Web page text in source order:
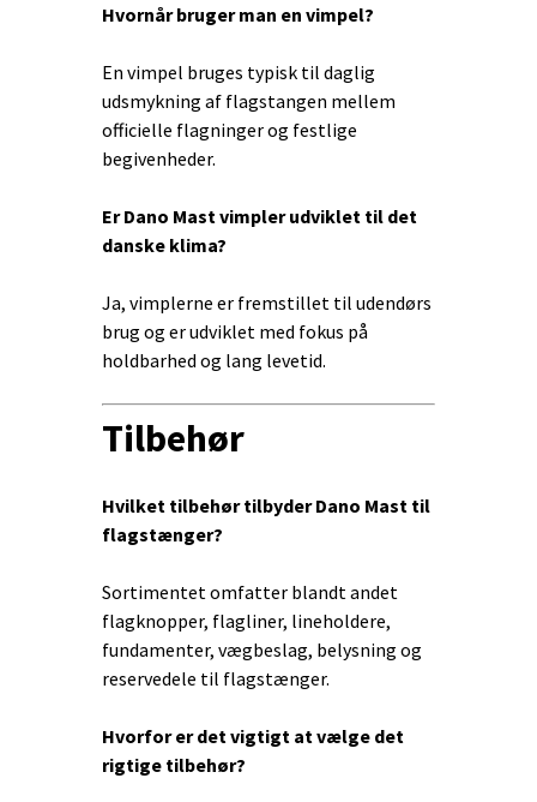
Hvornår bruger man en vimpel?
En vimpel bruges typisk til daglig
udsmykning af flagstangen mellem
officielle flagninger og festlige
begivenheder.
Er Dano Mast vimpler udviklet til det
danske klima?
Ja, vimplerne er fremstillet til udendørs
brug og er udviklet med fokus på
holdbarhed og lang levetid.
Tilbehør
Hvilket tilbehør tilbyder Dano Mast til
flagstænger?
Sortimentet omfatter blandt andet
flagknopper, flagliner, lineholdere,
fundamenter, vægbeslag, belysning og
reservedele til flagstænger.
Hvorfor er det vigtigt at vælge det
rigtige tilbehør?